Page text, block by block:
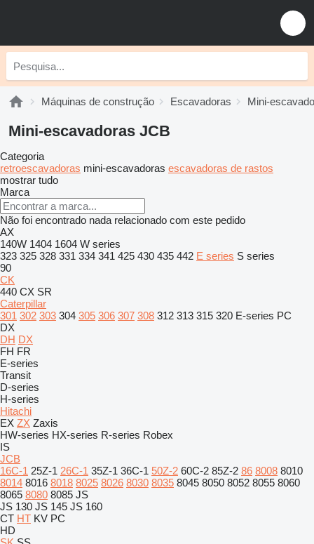
Máquinas de construção Escavadoras Mini-
Mini-escavadoras JCB
Categoria
retroescavadoras mini-escavadoras escavadoras de rastos
mostrar tudo
Marca
Não foi encontrado nada relacionado com este pedido
AX
140W 1404 1604 W series
323 325 328 331 334 341 425 430 435 442 E series S series
90
CK
440 CX SR
Caterpillar
301 302 303 304 305 306 307 308 312 313 315 320 E-series PC
DX
DH DX
FH FR
E-series
Transit
D-series
H-series
Hitachi
EX ZX Zaxis
HW-series HX-series R-series Robex
IS
JCB
16C-1 25Z-1 26C-1 35Z-1 36C-1 50Z-2 60C-2 85Z-2 86 8008 8010
8014 8016 8018 8025 8026 8030 8035 8045 8050 8052 8055 8060
8065 8080 8085 JS
JS 130 JS 145 JS 160
CT HT KV PC
HD